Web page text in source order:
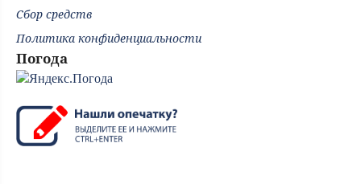
Сбор средств
Политика конфиденциальности
Погода